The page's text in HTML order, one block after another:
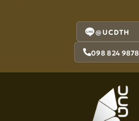
@UCDTH
098 824 9878